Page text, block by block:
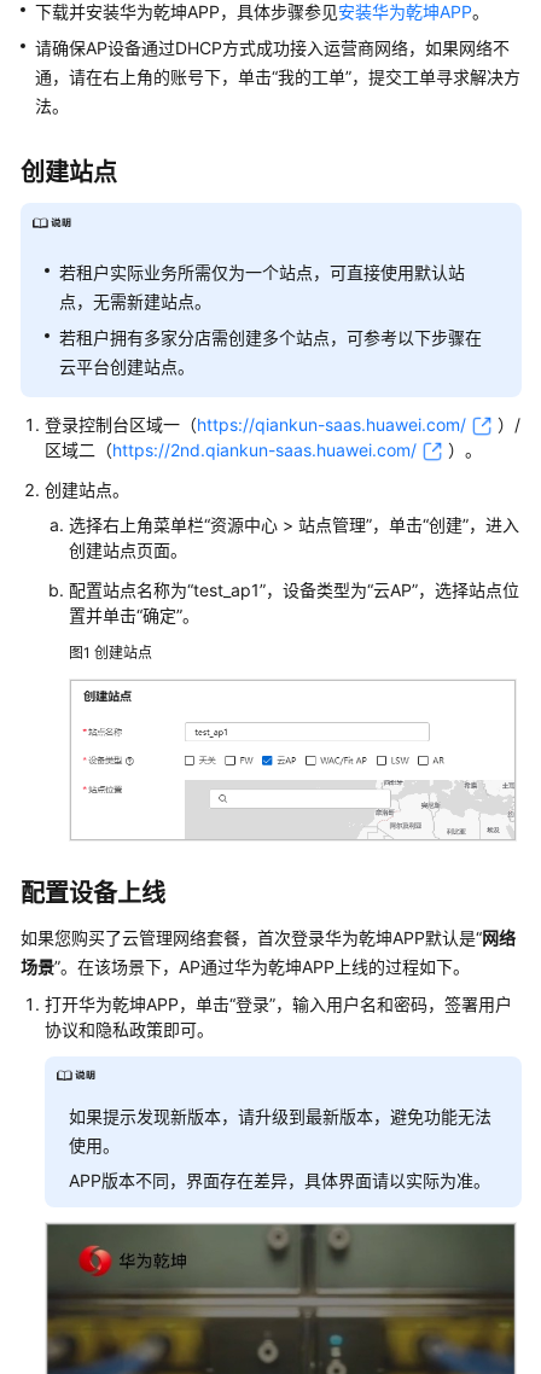
AP
组
场
网
配
置
思
数
规
划
配
置
准
备
创
建
站
并
置
备
上
线
业
配
果
验
AP
下载并安装华为乾坤APP，具体步骤参见安装华为乾坤APP。
请确保AP设备通过DHCP方式成功接入运营商网络，如果网络不
通， 请在右上角的账号下，单击“我的工单”，提交工单寻求解决方
法。
创建站点
若租户实际业务所需仅为一个站点，可直接使用默认站
点，无需新建站点。
若租户拥有多家分店需创建多个站点，可参考以下步骤在
云平台创建站点。
登录控制台区域一（https://qiankun-saas.huawei.com/
）/
区域二（https://2nd.qiankun-saas.huawei.com/ ） 。
创建站点。
选择右上角菜单栏“资源中心 > 站点管理”，单击“创建”，进入
创建站点页面。
配置站点名称为“test_ap1”，设备类型为“云AP”，选择站点位
置并单击“确定”。
图1 创建站点
配置设备上线
如果您购买了云管理网络套餐，首次登录华为乾坤APP默认是“网络
场景”。在该场景下，AP通过华为乾坤APP上线的过程如下。
打开华为乾坤APP，单击“登录”，输入用户名和密码，签署用户
协议和隐私政策即可。
如果提示发现新版本，请升级到最新版本，避免功能无法
使用。
APP版本不同，界面存在差异，具体界面请以实际为准。